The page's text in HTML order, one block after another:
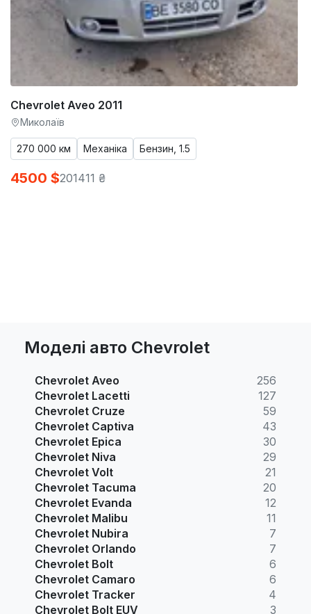
Chevrolet Aveo 2011
Миколаїв
270 000 км Механіка Бензин, 1.5
4500 $201411 ₴
Моделі авто Chevrolet
Chevrolet Aveo
256
Chevrolet Lacetti
127
Chevrolet Cruze
59
Chevrolet Captiva
43
Chevrolet Epica
30
Chevrolet Niva
29
Chevrolet Volt
21
Chevrolet Tacuma
20
Chevrolet Evanda
12
Chevrolet Malibu
11
Chevrolet Nubira
7
Chevrolet Orlando
7
Chevrolet Bolt
6
Chevrolet Camaro
6
Chevrolet Tracker
4
Chevrolet Bolt EUV
3